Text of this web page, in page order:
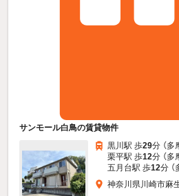
サンモール白鳥の賃貸物件
黒川駅 歩29分 （多
栗平駅 歩12分 （多
五月台駅 歩12分 （
神奈川県川崎市麻